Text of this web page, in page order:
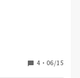
たが、
4 ・ 06/15